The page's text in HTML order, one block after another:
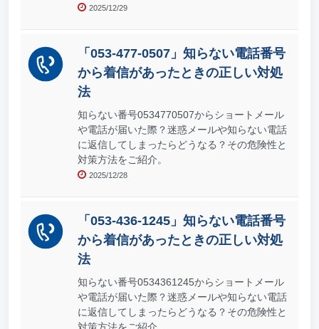
2025/12/29
「053-477-0507」知らない電話番号
から着信があったときの正しい対処
法
知らない番号0534770507からショートメール
や電話が届いた際？迷惑メールや知らない電話
に返信してしまったらどうなる？その危険性と
対策方法をご紹介。
2025/12/28
「053-436-1245」知らない電話番号
から着信があったときの正しい対処
法
知らない番号0534361245からショートメール
や電話が届いた際？迷惑メールや知らない電話
に返信してしまったらどうなる？その危険性と